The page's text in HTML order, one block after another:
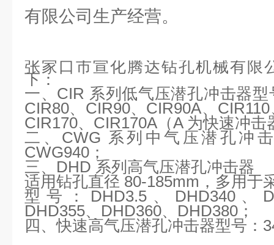
有限公司生产经营。
张家口市宣化腾达钻孔机械有限
下：
一、 CIR 系列低气压潜孔冲击器
CIR80、CIR90、CIR90A、
CIR170、CIR170A（A 为快速冲击
二、 CWG 系列中气压潜孔冲
CWG940；
三、 DHD 系列高气压潜孔冲击器
适用钻孔直径 80-185mm，多用于
型号： DHD3.5、DHD340、
DHD355、DHD360、DHD380；
四、快速高气压潜孔冲击器型号：